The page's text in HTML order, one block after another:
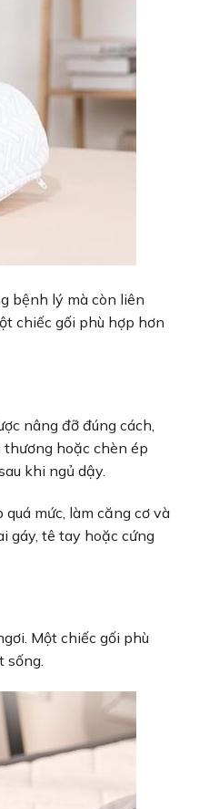
bệnh lý mà còn liên
chiếc gối phù hợp hơn
nâng đỡ đúng cách,
hoặc chèn ép
khi ngủ dậy.
mức, làm căng cơ và
gáy, tê tay hoặc cứng
Một chiếc gối phù
sống.